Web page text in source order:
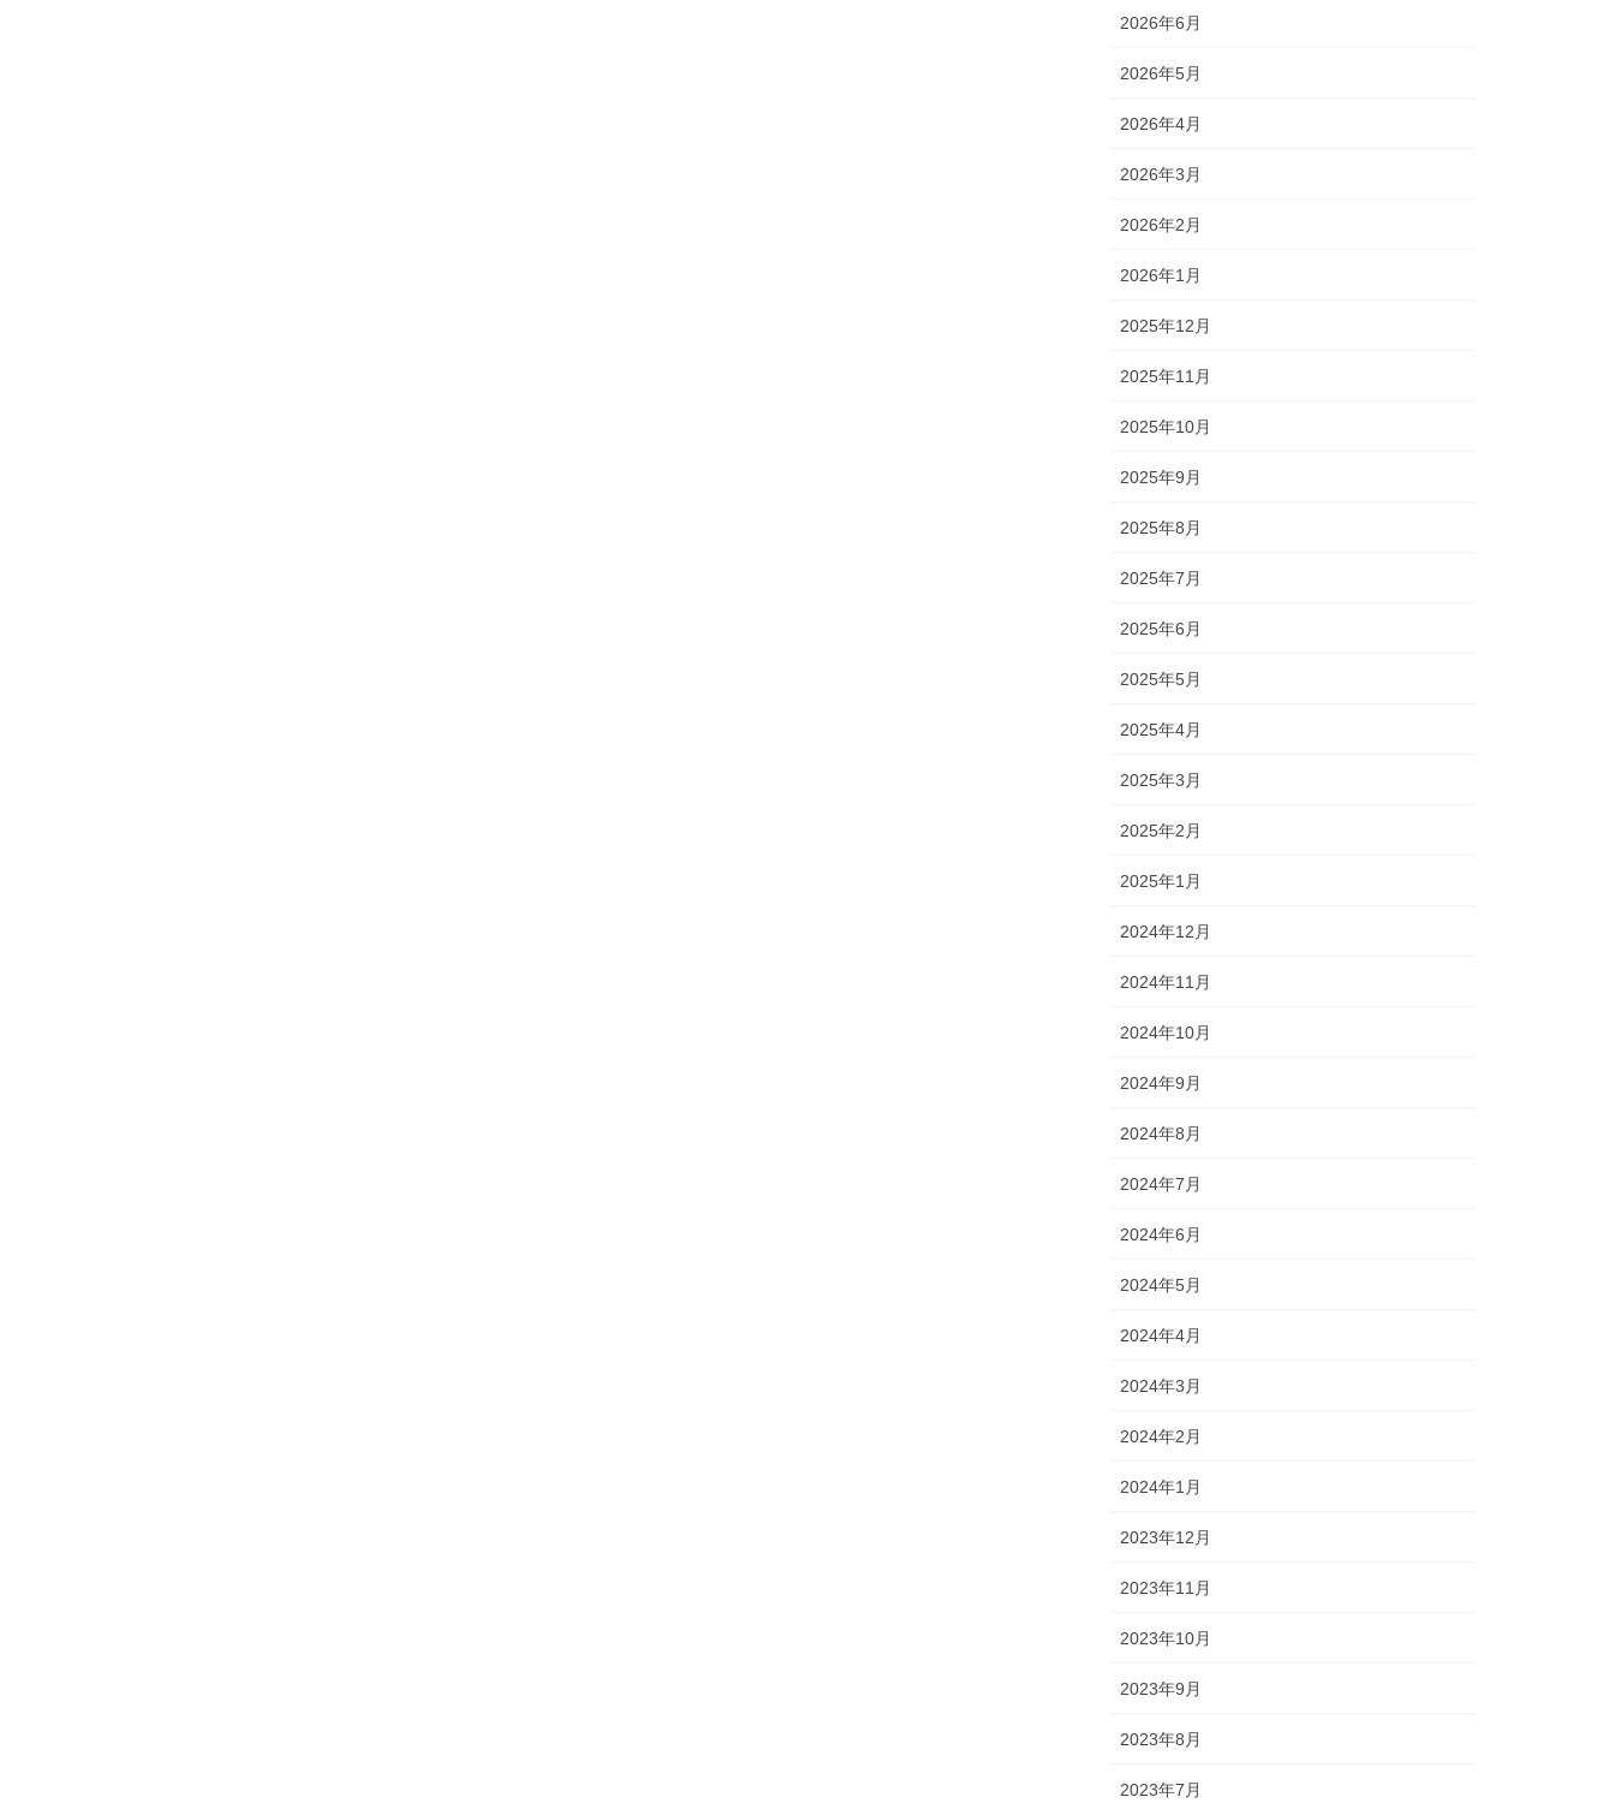
2026年6月
2026年5月
2026年4月
2026年3月
2026年2月
2026年1月
2025年12月
2025年11月
2025年10月
2025年9月
2025年8月
2025年7月
2025年6月
2025年5月
2025年4月
2025年3月
2025年2月
2025年1月
2024年12月
2024年11月
2024年10月
2024年9月
2024年8月
2024年7月
2024年6月
2024年5月
2024年4月
2024年3月
2024年2月
2024年1月
2023年12月
2023年11月
2023年10月
2023年9月
2023年8月
2023年7月